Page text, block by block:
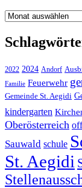
Archiv
2022 2024 Andorf
Familie Feuerwehr
Gemeinde St. Aegidi
kindergarten
Oberösterreich
Sauwald schule
St. Aegidi